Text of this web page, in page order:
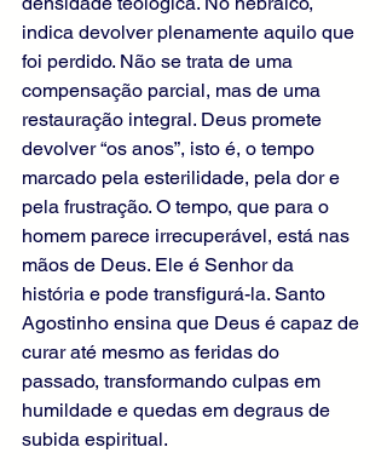
indica devolver plenamente aquilo que
foi perdido. Não se trata de uma
compensação parcial, mas de uma
restauração integral. Deus promete
devolver “os anos”, isto é, o tempo
marcado pela esterilidade, pela dor e
pela frustração. O tempo, que para o
homem parece irrecuperável, está nas
mãos de Deus. Ele é Senhor da
história e pode transfigurá-la. Santo
Agostinho ensina que Deus é capaz de
curar até mesmo as feridas do
passado, transformando culpas em
humildade e quedas em degraus de
subida espiritual.